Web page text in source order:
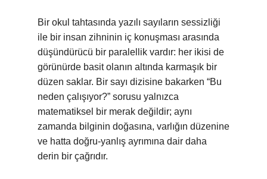
Bir okul tahtasında yazılı sayıların sessizliği
ile bir insan zihninin iç konuşması arasında
düşündürücü bir paralellik vardır: her ikisi de
görünürde basit olanın altında karmaşık bir
düzen saklar. Bir sayı dizisine bakarken “Bu
neden çalışıyor?” sorusu yalnızca
matematiksel bir merak değildir; aynı
zamanda bilginin doğasına, varlığın düzenine
ve hatta doğru-yanlış ayrımına dair daha
derin bir çağrıdır.